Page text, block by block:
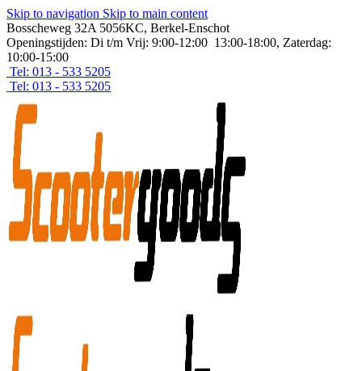
Skip to navigation Skip to main content
Bosscheweg 32A 5056KC, Berkel-Enschot
Openingstijden: Di t/m Vrij: 9:00-12:00 13:00-18:00, Zaterdag:
10:00-15:00
Tel: 013 - 533 5205
Tel: 013 - 533 5205